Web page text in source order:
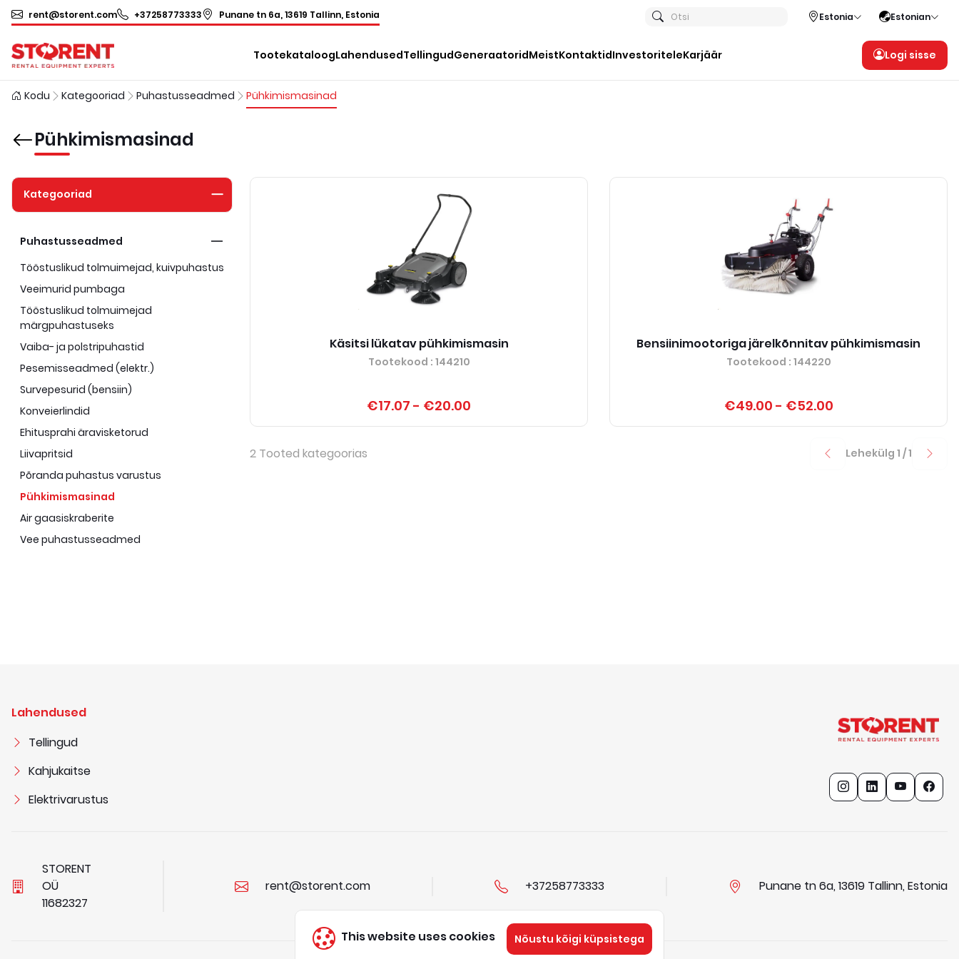
rent@storent.com +37258773333 Punane tn 6a, 13619 Tallinn, Estonia Otsi Estonia Estonian
TootekataloogLahendusedTellingudGeneraatoridMeistKontaktidInvestoriteleKarjäär Logi sisse
Kodu Kategooriad Puhastusseadmed Pühkimismasinad
Pühkimismasinad
Kategooriad
Puhastusseadmed
Tööstuslikud tolmuimejad, kuivpuhastus
Veeimurid pumbaga
Tööstuslikud tolmuimejad
märgpuhastuseks
Vaiba- ja polstripuhastid
Pesemisseadmed (elektr.)
Survepesurid (bensiin)
Konveierlindid
Ehitusprahi äravisketorud
Liivapritsid
Põranda puhastus varustus
Pühkimismasinad
Air gaasiskraberite
Vee puhastusseadmed
Käsitsi lükatav pühkimismasin
Tootekood : 144210
€17.07 - €20.00
Bensiinimootoriga järelkõnnitav pühkimismasin
Tootekood : 144220
€49.00 - €52.00
2 Tooted kategoorias Lehekülg 1 /1
Lahendused
Tellingud
Kahjukaitse
Elektrivarustus
STORENT
OÜ
11682327
rent@storent.com +37258773333 Punane tn 6a, 13619 Tallinn, Estonia
This website uses cookies Nõustu kõigi küpsistega